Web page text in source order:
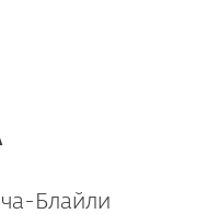
Блайли